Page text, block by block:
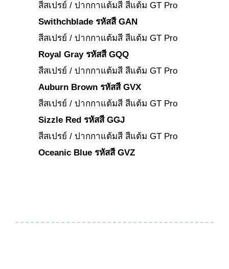
สีสเปรย์ / ปากกาแต้มสี สีแต้ม GT Pro
Swithchblade รหัสสี GAN
สีสเปรย์ / ปากกาแต้มสี สีแต้ม GT Pro
Royal Gray รหัสสี GQQ
สีสเปรย์ / ปากกาแต้มสี สีแต้ม GT Pro
Auburn Brown รหัสสี GVX
สีสเปรย์ / ปากกาแต้มสี สีแต้ม GT Pro
Sizzle Red รหัสสี GGJ
สีสเปรย์ / ปากกาแต้มสี สีแต้ม GT Pro
Oceanic Blue รหัสสี GVZ